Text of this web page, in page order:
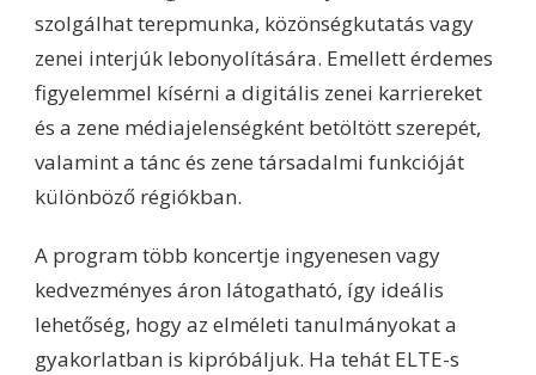
szolgálhat terepmunka, közönségkutatás vagy
zenei interjúk lebonyolítására. Emellett érdemes
figyelemmel kísérni a digitális zenei karriereket
és a zene médiajelenségként betöltött szerepét,
valamint a tánc és zene társadalmi funkcióját
különböző régiókban.
A program több koncertje ingyenesen vagy
kedvezményes áron látogatható, így ideális
lehetőség, hogy az elméleti tanulmányokat a
gyakorlatban is kipróbáljuk. Ha tehát ELTE-s